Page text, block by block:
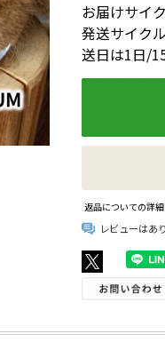
お届けサイ
発送サイク
送日は1日/
返品についての詳
レビューはあ